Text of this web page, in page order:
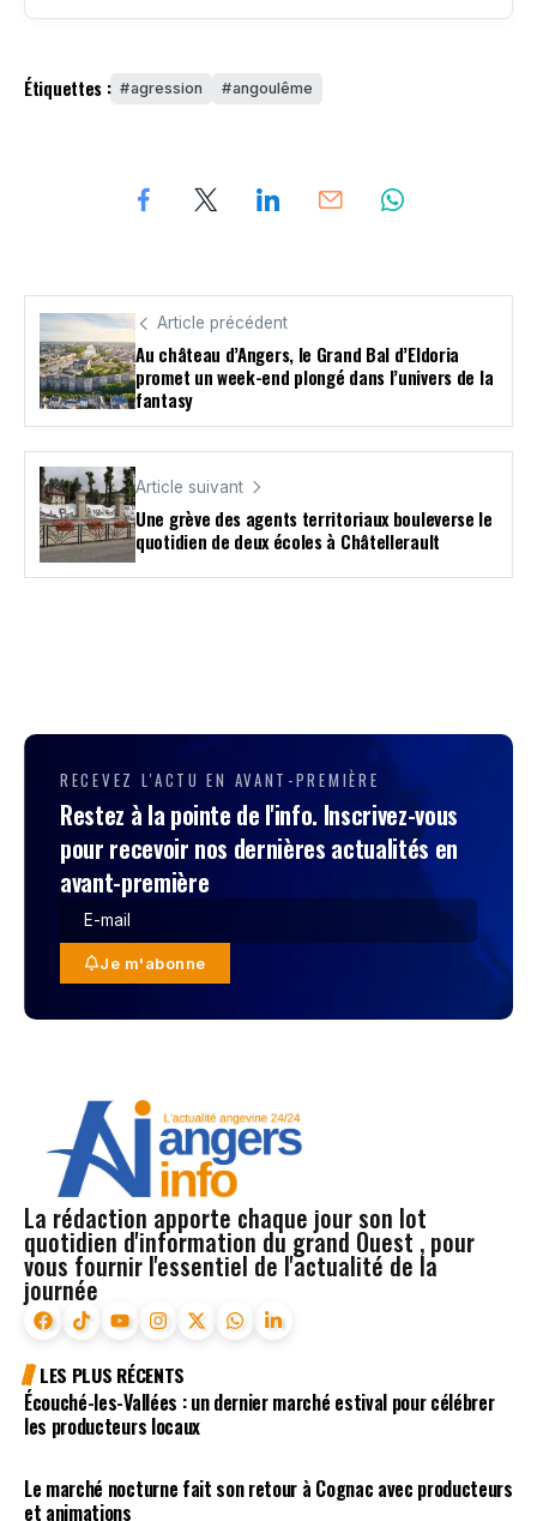
Étiquettes : agression angoulême
Article précédent
Au château d’Angers, le Grand Bal d’Eldoria
promet un week-end plongé dans l’univers de la
fantasy
Article suivant
Une grève des agents territoriaux bouleverse le
quotidien de deux écoles à Châtellerault
RECEVEZ L'ACTU EN AVANT-PREMIÈRE
Restez à la pointe de l'info. Inscrivez-vous
pour recevoir nos dernières actualités en
avant-première
Je m'abonne
La rédaction apporte chaque jour son lot
quotidien d'information du grand Ouest , pour
vous fournir l'essentiel de l'actualité de la
journée
LES PLUS RÉCENTS
Écouché-les-Vallées : un dernier marché estival pour célébrer
les producteurs locaux
Le marché nocturne fait son retour à Cognac avec producteurs
et animations